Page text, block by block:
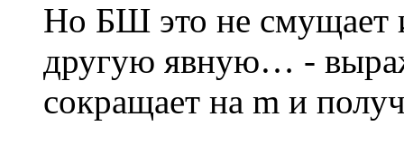
Но БШ это не смущает
другую явную… -
сокращает на m и